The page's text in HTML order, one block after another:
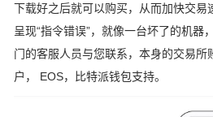
下载好之后就可以购买，从而加快交易
呈现“指令错误”，就像一台坏了的机器
门的客服人员与您联系，本身的交易所
户， EOS，比特派钱包支持。